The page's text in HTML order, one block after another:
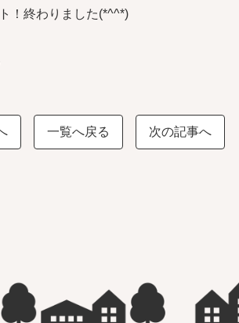
！終わりました(*^^*)
一覧へ戻る 次の記事へ